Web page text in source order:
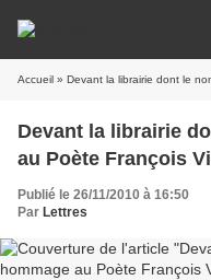
Accueil » Devant la librairie dont le
Devant la librairie
au Poète François
Publié le 26/11/2010 à 16:50
Par Lettres